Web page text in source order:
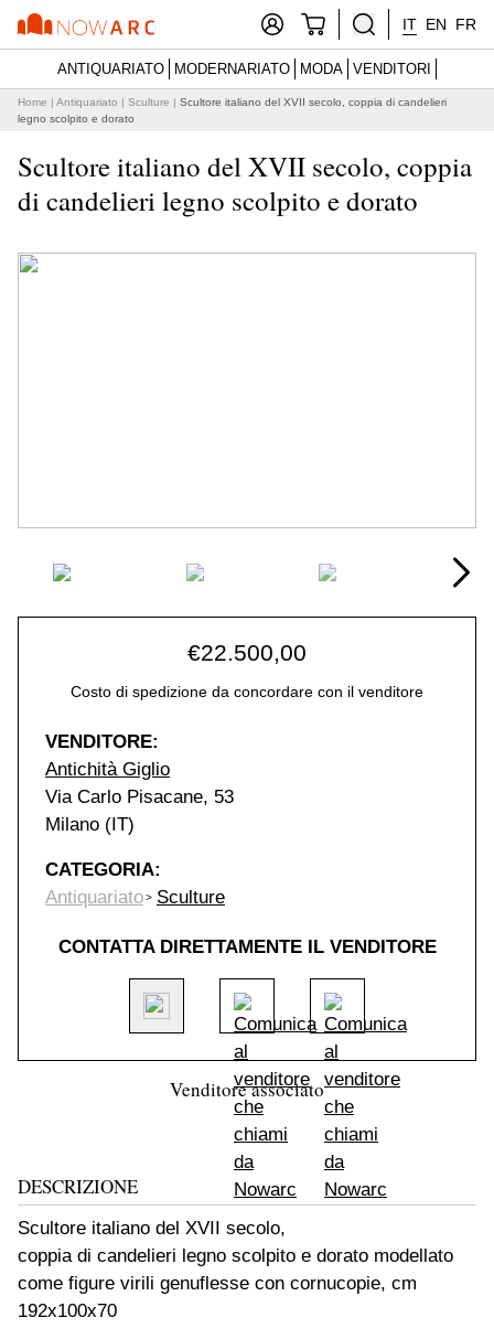
IT EN FR
ANTIQUARIATO MODERNARIATO MODA VENDITORI
Home | Antiquariato | Sculture | Scultore italiano del XVII secolo, coppia di candelieri
legno scolpito e dorato
Scultore italiano del XVII secolo, coppia
di candelieri legno scolpito e dorato
€22.500,00
Costo di spedizione da concordare con il venditore
VENDITORE:
Antichità Giglio
Via Carlo Pisacane, 53
Milano (IT)
CATEGORIA:
Antiquariato
Sculture
CONTATTA DIRETTAMENTE IL VENDITORE
Venditore associato
DESCRIZIONE
Scultore italiano del XVII secolo,
coppia di candelieri legno scolpito e dorato modellato
come figure virili genuflesse con cornucopie, cm
192x100x70